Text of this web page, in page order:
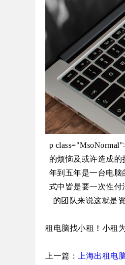
p
的烦恼及或许造成
年到五年是一台电
式中皆是要一次性
的团队来说这就是
租电脑找小租！小租
上一篇：
上海出租电